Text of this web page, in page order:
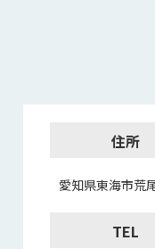
住所
愛知県東海市荒
TEL